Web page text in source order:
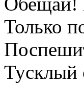
Только
Тусклый